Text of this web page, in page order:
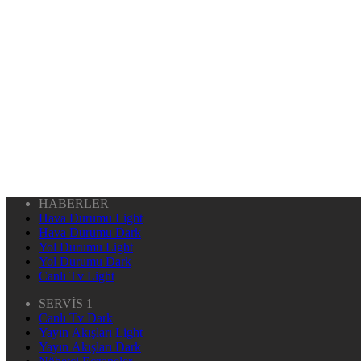
HABERLER
Hava Durumu Light
Hava Durumu Dark
Yol Durumu Light
Yol Durumu Dark
Canlı Tv Light
SERVİS 1
Canlı Tv Dark
Yayın Akışları Light
Yayın Akışları Dark